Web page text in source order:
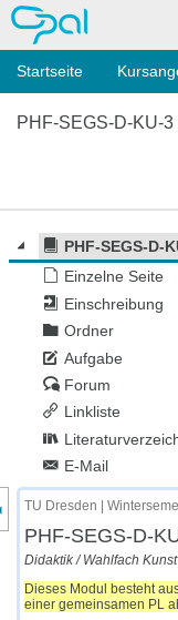
OPAL
Startseite
PHF-SEGS-D-KU-
PHF-SEGS-D-
Einzelne Seite
Einschreibung
Ordner
Aufgabe
Forum
Linkliste
E-Mail
des Kursmenüs
TU Dresden |
PHF-SEGS-D-
Didaktik / Wahlfach
Dieses Modul besteht
einer gemeinsamen PL